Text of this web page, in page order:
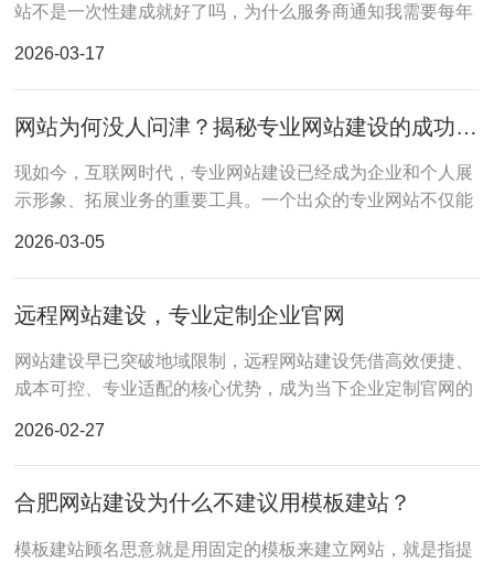
站不是一次性建成就好了吗，为什么服务商通知我需要每年
2026-03-17
网站为何没人问津？揭秘专业网站建设的成功之道！
现如今，互联网时代，专业网站建设已经成为企业和个人展
示形象、拓展业务的重要工具。一个出众的专业网站不仅能
引更多的流量和潜在客户。
2026-03-05
远程网站建设，专业定制企业官网
网站建设早已突破地域限制，远程网站建设凭借高效便捷、
成本可控、专业适配的核心优势，成为当下企业定制官网的
2026-02-27
合肥网站建设为什么不建议用模板建站？
模板建站顾名思意就是用固定的模板来建立网站，就是指提